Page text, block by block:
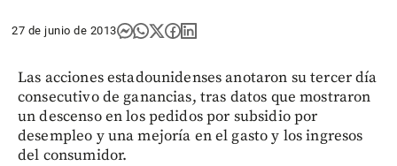
27 de junio de 2013
Las acciones estadounidenses anotaron su tercer día
consecutivo de ganancias, tras datos que mostraron
un descenso en los pedidos por subsidio por
desempleo y una mejoría en el gasto y los ingresos
del consumidor.